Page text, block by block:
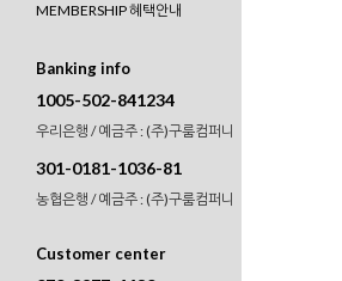
MEMBERSHIP 혜택안내
Banking info
1005-502-841234
우리은행 / 예금주 : (주)구룸컴퍼니
301-0181-1036-81
농협은행 / 예금주 : (주)구룸컴퍼니
Customer center